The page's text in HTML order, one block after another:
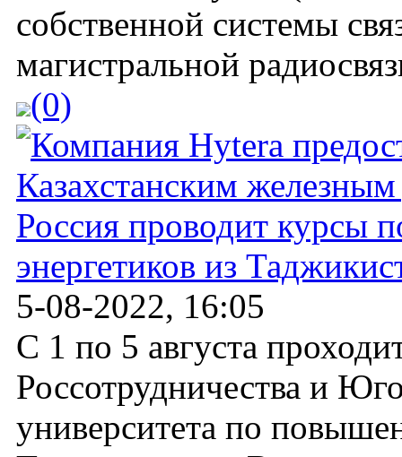
собственной системы
магистральной
(0)
Россия проводит курсы
энергетиков из
5-08-2022, 16:05
С 1 по 5 августа
Россотрудничества и
университета по